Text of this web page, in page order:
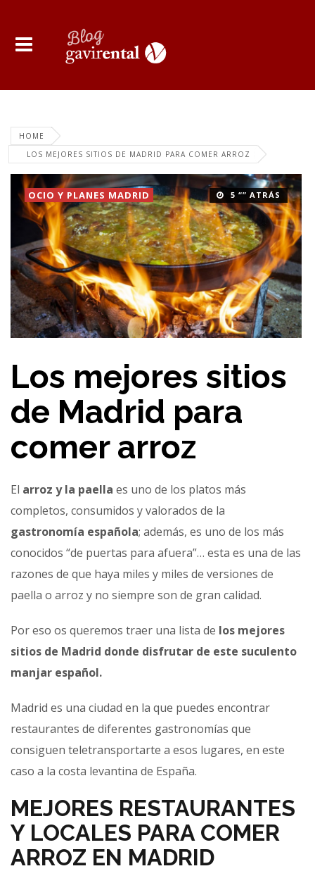
HOME
LOS MEJORES SITIOS DE MADRID PARA COMER ARROZ
5 “” ATRÁS
OCIO Y PLANES MADRID
Los mejores sitios
de Madrid para
comer arroz
El arroz y la paella es uno de los platos más
completos, consumidos y valorados de la
gastronomía española; además, es uno de los más
conocidos “de puertas para afuera”… esta es una de las
razones de que haya miles y miles de versiones de
paella o arroz y no siempre son de gran calidad.
Por eso os queremos traer una lista de los mejores
sitios de Madrid donde disfrutar de este suculento
manjar español.
Madrid es una ciudad en la que puedes encontrar
restaurantes de diferentes gastronomías que
consiguen teletransportarte a esos lugares, en este
caso a la costa levantina de España.
MEJORES RESTAURANTES
Y LOCALES PARA COMER
ARROZ EN MADRID